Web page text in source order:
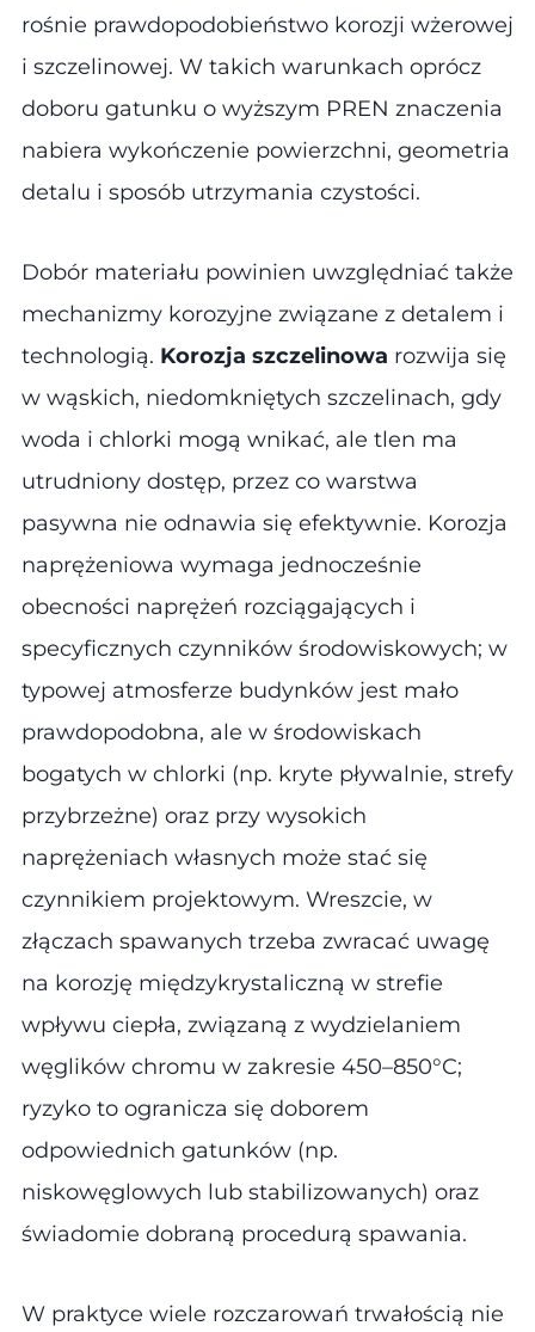
rośnie prawdopodobieństwo korozji wżerowej
i szczelinowej. W takich warunkach oprócz
doboru gatunku o wyższym PREN znaczenia
nabiera wykończenie powierzchni, geometria
detalu i sposób utrzymania czystości.
Dobór materiału powinien uwzględniać także
mechanizmy korozyjne związane z detalem i
technologią. Korozja szczelinowa rozwija się
w wąskich, niedomkniętych szczelinach, gdy
woda i chlorki mogą wnikać, ale tlen ma
utrudniony dostęp, przez co warstwa
pasywna nie odnawia się efektywnie. Korozja
naprężeniowa wymaga jednocześnie
obecności naprężeń rozciągających i
specyficznych czynników środowiskowych; w
typowej atmosferze budynków jest mało
prawdopodobna, ale w środowiskach
bogatych w chlorki (np. kryte pływalnie, strefy
przybrzeżne) oraz przy wysokich
naprężeniach własnych może stać się
czynnikiem projektowym. Wreszcie, w
złączach spawanych trzeba zwracać uwagę
na korozję międzykrystaliczną w strefie
wpływu ciepła, związaną z wydzielaniem
węglików chromu w zakresie 450–850°C;
ryzyko to ogranicza się doborem
odpowiednich gatunków (np.
niskowęglowych lub stabilizowanych) oraz
świadomie dobraną procedurą spawania.
W praktyce wiele rozczarowań trwałością nie